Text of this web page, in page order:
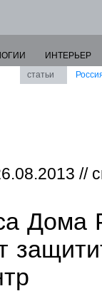
ИНТЕРЬЕР
статьи
//
Дома